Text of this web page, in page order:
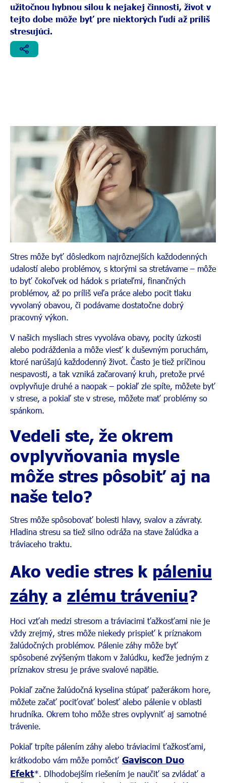
užitočnou hybnou silou k nejakej činnosti, život v
tejto dobe môže byť pre niektorých ľudí až príliš
stresujúci.
Stres môže byť dôsledkom najrôznejších každodenných
udalostí alebo problémov, s ktorými sa stretávame – môže
to byť čokoľvek od hádok s priateľmi, finančných
problémov, až po príliš veľa práce alebo pocit tlaku
vyvolaný obavou, či podávame dostatočne dobrý
pracovný výkon.
V našich mysliach stres vyvoláva obavy, pocity úzkosti
alebo podráždenia a môže viesť k duševným poruchám,
ktoré narúšajú každodenný život. Často je tiež príčinou
nespavosti, a tak vzniká začarovaný kruh, pretože prvé
ovplyvňuje druhé a naopak – pokiaľ zle spíte, môžete byť
v strese, a pokiaľ ste v strese, môžete mať problémy so
spánkom.
Vedeli ste, že okrem
ovplyvňovania mysle
môže stres pôsobiť aj na
naše telo?
Stres môže spôsobovať bolesti hlavy, svalov a závraty.
Hladina stresu sa tiež silno odráža na stave žalúdka a
tráviaceho traktu.
Ako vedie stres k páleniu
záhy a zlému tráveniu?
Hoci vzťah medzi stresom a tráviacimi ťažkosťami nie je
vždy zrejmý, stres môže niekedy prispieť k príznakom
žalúdočných problémov. Pálenie záhy môže byť
spôsobené zvýšeným tlakom v žalúdku, keďže jedným z
príznakov stresu je práve svalové napätie.
Pokiaľ začne žalúdočná kyselina stúpať pažerákom hore,
môžete začať pociťovať bolesť alebo pálenie v oblasti
hrudníka. Okrem toho môže stres ovplyvniť aj samotné
trávenie.
Pokiaľ trpíte pálením záhy alebo tráviacimi ťažkosťami,
krátkodobo vám môže pomôcť Gaviscon Duo
Efekt*. Dlhodobejším riešením je naučiť sa zvládať a